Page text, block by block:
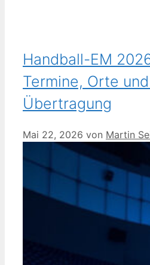
Handball-EM
Termine, Orte
Übertragung
Mai 22, 2026 von Martin